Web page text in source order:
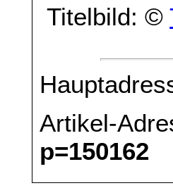
Titelbild: ©
Artikel-
p=150162